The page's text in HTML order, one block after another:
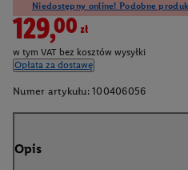
Niedostępny online! Podobne
129,00zł
w tym VAT bez kosztów wysyłki
Opłata za dostawę
Numer artykułu: 100406056
Opis